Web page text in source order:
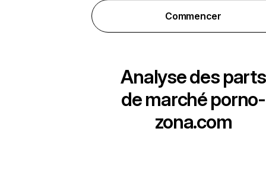
Commencer
Analyse des parts
de marchéporno-
zona.com